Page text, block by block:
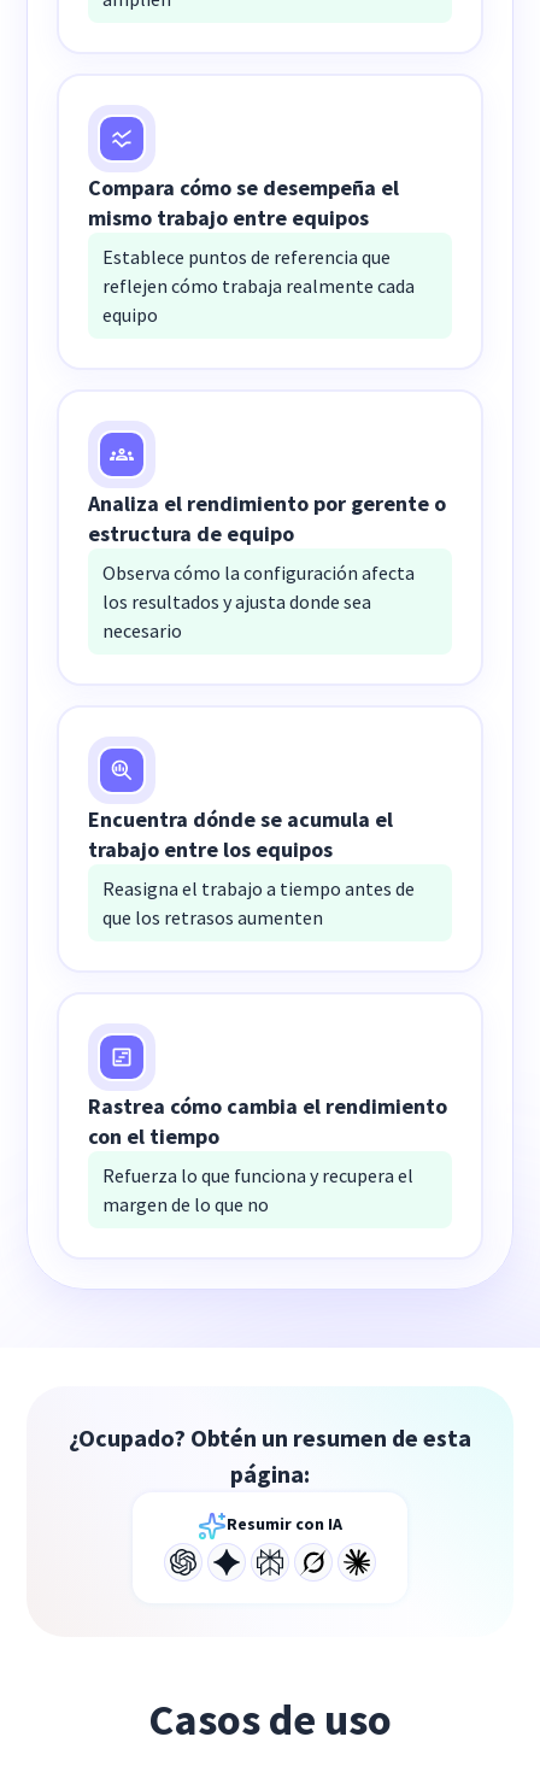
Compara cómo se desempeña el
mismo trabajo entre equipos
Establece puntos de referencia que
reflejen cómo trabaja realmente cada
equipo
Analiza el rendimiento por gerente o
estructura de equipo
Observa cómo la configuración afecta
los resultados y ajusta donde sea
necesario
Encuentra dónde se acumula el
trabajo entre los equipos
Reasigna el trabajo a tiempo antes de
que los retrasos aumenten
Rastrea cómo cambia el rendimiento
con el tiempo
Refuerza lo que funciona y recupera el
margen de lo que no
¿Ocupado? Obtén un resumen de esta
página:
Resumir con IA
Casos de uso